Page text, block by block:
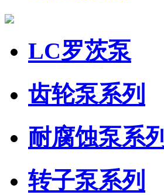
LC罗茨泵
齿轮泵系列
耐腐蚀泵系列
转子泵系列